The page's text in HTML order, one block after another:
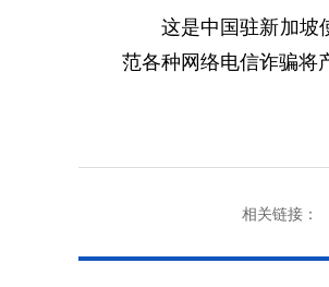
这是中国驻新加坡使
范各种网络电信诈骗将
相关链接：